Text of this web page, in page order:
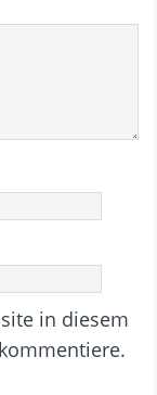
in diesem